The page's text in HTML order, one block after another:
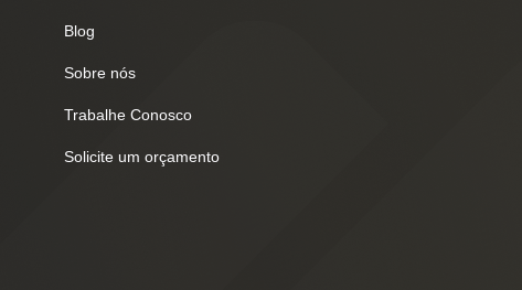
Blog
Sobre nós
Trabalhe Conosco
Solicite um orçamento